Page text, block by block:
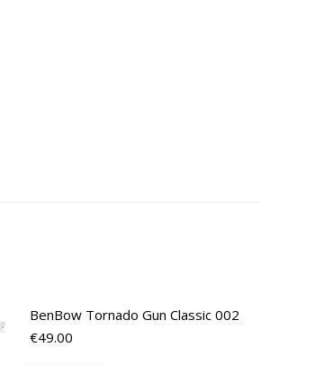
BenBow Tornado Gun Classic 002
€49.00